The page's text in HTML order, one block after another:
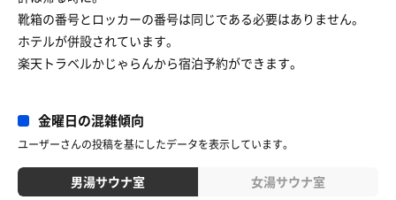
靴箱の番号とロッカーの番号は同じである必要はありません。
ホテルが併設されています。
楽天トラベルかじゃらんから宿泊予約ができます。
金曜日の混雑傾向
ユーザーさんの投稿を基にしたデータを表示しています。
男湯サウナ室 女湯サウナ室